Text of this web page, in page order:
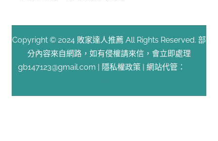
Copyright © 2024 敗家達人推薦 All Rights Reserved. 部
分內容來自網路，如有侵權請來信，會立即處理
gb147123@gmail.com | 隱私權政策 | 網站代管：